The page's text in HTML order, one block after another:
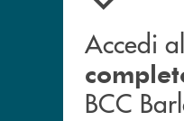
Accedi
BCC